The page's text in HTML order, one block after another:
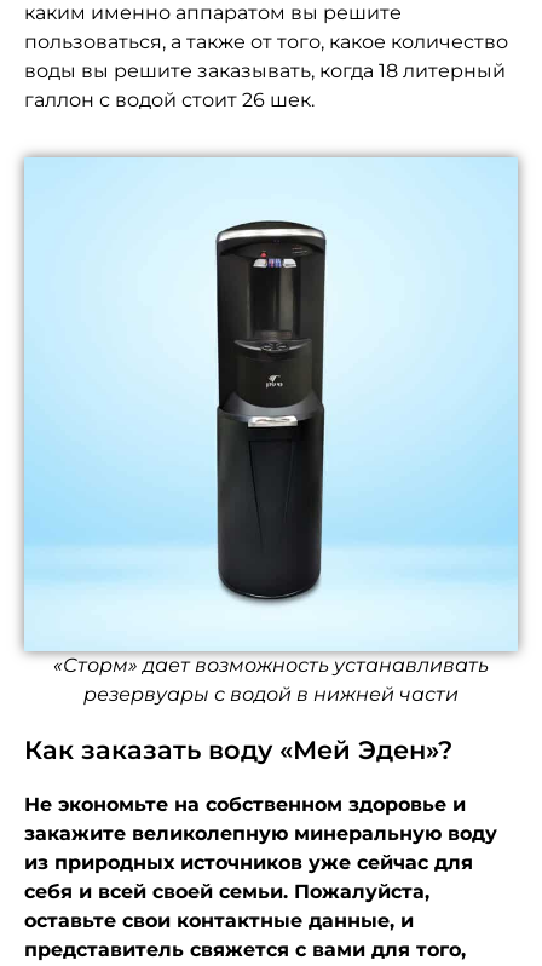
каким именно аппаратом вы решите
пользоваться, а также от того, какое количество
воды вы решите заказывать, когда 18 литерный
галлон с водой стоит 26 шек.
«Сторм» дает возможность устанавливать
резервуары с водой в нижней части
Как заказать воду «Мей Эден»?
Не экономьте на собственном здоровье и
закажите великолепную минеральную воду
из природных источников уже сейчас для
себя и всей своей семьи. Пожалуйста,
оставьте свои контактные данные, и
представитель свяжется с вами для того,